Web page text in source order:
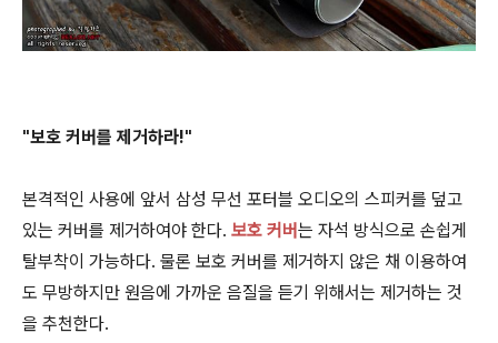
"보호 커버를 제거하라!"
본격적인 사용에 앞서 삼성 무선 포터블 오디오의 스피커를 덮고
있는 커버를 제거하여야 한다. 보호 커버는 자석 방식으로 손쉽게
탈부착이 가능하다. 물론 보호 커버를 제거하지 않은 채 이용하여
도 무방하지만 원음에 가까운 음질을 듣기 위해서는 제거하는 것
을 추천한다.